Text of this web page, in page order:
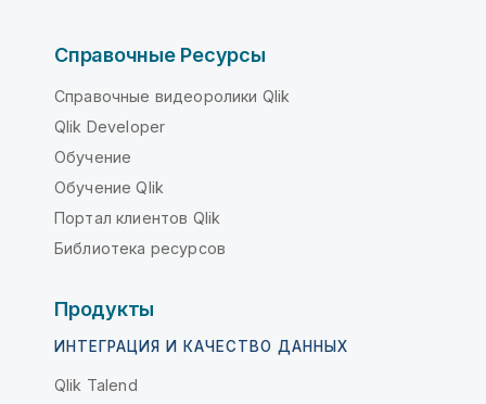
Справочные Ресурсы
Справочные видеоролики Qlik
Qlik Developer
Обучение
Обучение Qlik
Портал клиентов Qlik
Библиотека ресурсов
Продукты
ИНТЕГРАЦИЯ И КАЧЕСТВО ДАННЫХ
Qlik Talend